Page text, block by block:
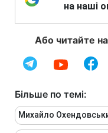
на наші
Або читайте
Більше по темі:
Михайло